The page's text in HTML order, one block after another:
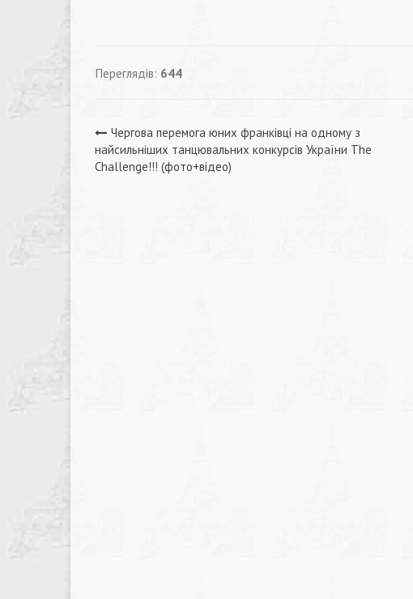
Переглядів: 644
Навігація
записів
Чергова перемога юних франківці на одному з
найсильніших танцювальних конкурсів України The
Challenge!!! (фото+відео)